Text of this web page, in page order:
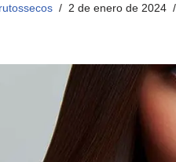
2 de enero de 2024